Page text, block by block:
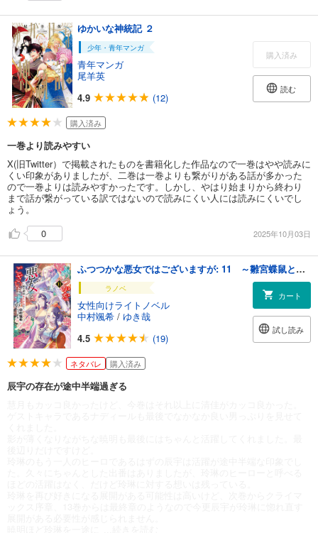
ゆかいな神統記 ２
少年・青年マンガ
青年マンガ
尾羊英
4.9
(12)
購入済み
読む
購入済み
一巻より読みやすい
X(旧Twitter）で掲載されたものを書籍化した作品なので一巻はやや読みに
くい印象がありましたが、二巻は一巻よりも繋がりがある話が多かった
ので一巻よりは読みやすかったです。しかし、やはり始まりから終わり
まで話が繋がっている訳ではないので読みにくい人には読みにくいでし
ょう。
0
2025年10月03日
ふつつかな悪女ではございますが: 11 ～雛宮蝶鼠とりかえ伝～【電子限定書き下ろし付き】
ラノベ
女性向けライトノベル
中村颯希 / ゆき哉
4.5
(19)
カート
試し読み
ネタバレ 購入済み
辰宇の存在が途中半端過ぎる